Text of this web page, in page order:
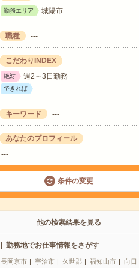
勤務エリア 城陽市
職種 ---
こだわりINDEX
絶対 週2～3日勤務
できれば ---
キーワード ---
あなたのプロフィール
---
条件の変更
他の検索結果を見る
勤務地でお仕事情報をさがす
長岡京市 宇治市 久世郡 福知山市
向日